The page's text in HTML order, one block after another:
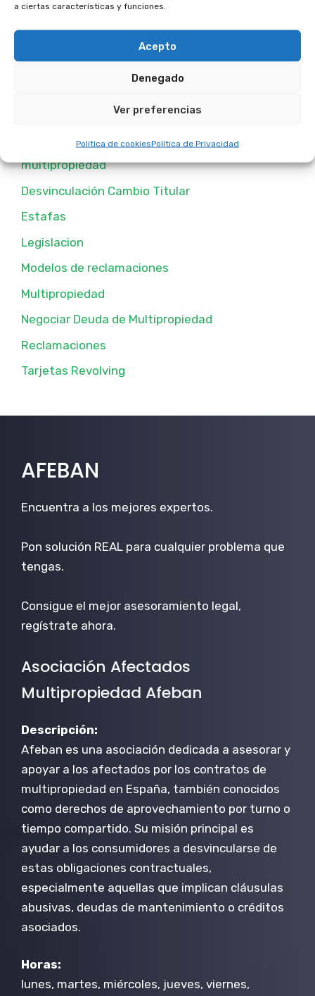
a ciertas características y funciones.
Acepto
Denegado
Ver preferencias
Política de cookiesPolítica de Privacidad
Consejos y Adevertencias
Defensa ante monitorios y deuda de
multipropiedad
Desvinculación Cambio Titular
Estafas
Legislacion
Modelos de reclamaciones
Multipropiedad
Negociar Deuda de Multipropiedad
Reclamaciones
Tarjetas Revolving
AFEBAN
Encuentra a los mejores expertos.
Pon solución REAL para cualquier problema que
tengas.
Consigue el mejor asesoramiento legal,
regístrate ahora.
Asociación Afectados
Multipropiedad Afeban
Descripción:
Afeban es una asociación dedicada a asesorar y
apoyar a los afectados por los contratos de
multipropiedad en España, también conocidos
como derechos de aprovechamiento por turno o
tiempo compartido. Su misión principal es
ayudar a los consumidores a desvincularse de
estas obligaciones contractuales,
especialmente aquellas que implican cláusulas
abusivas, deudas de mantenimiento o créditos
asociados.
Horas:
lunes, martes, miércoles, jueves, viernes,